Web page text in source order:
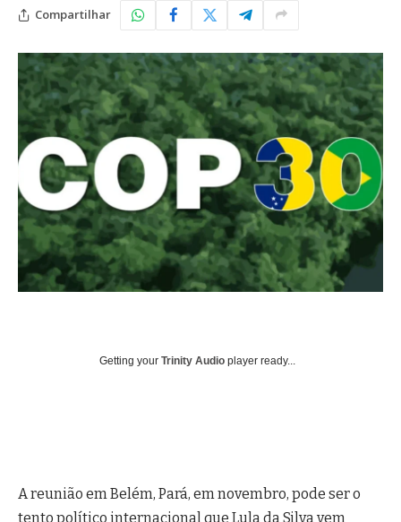
Compartilhar
Getting your Trinity Audio player ready...
A reunião em Belém, Pará, em novembro, pode ser o
tento político internacional que Lula da Silva vem